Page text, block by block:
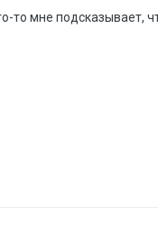
то мне подсказывает,